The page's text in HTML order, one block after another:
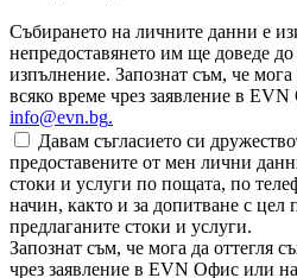
Събирането на личните данни е
непредоставянето им ще доведе
изпълнение. Запознат съм, че мога
всяко време чрез заявление в
info@evn.bg.
Давам съгласието си
предоставените от мен лични
стоки и услуги по пощата, по
начин, както и за допитване с цел
предлаганите стоки и услуги.
Запознат съм, че мога да оттегля
чрез заявление в EVN Офис или